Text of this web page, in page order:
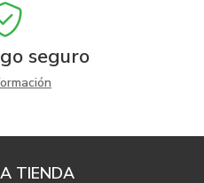
seguro
TIENDA